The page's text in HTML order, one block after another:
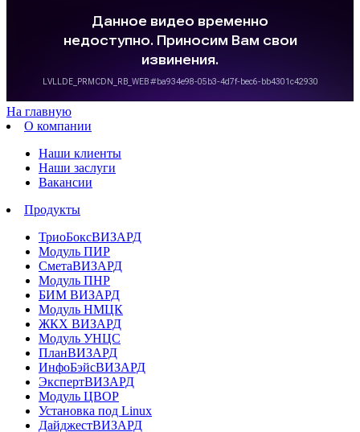
На главную
О компании
Наши клиенты
Наши заслуги
Вакансии
Продукты
ТриоБоксВИЗАРД
Модуль ПИР
СметаВИЗАРД
Модуль ПНР
БИМ ВИЗАРД
Модуль НМЦК
ЖКХ ВИЗАРД
Модуль УНЦС
ПланВИЗАРД
ИнфоБэйсВИЗАРД
ЭкспертВИЗАРД
Модуль ЦВОР
Установка под Linux
ДайджестВИЗАРД